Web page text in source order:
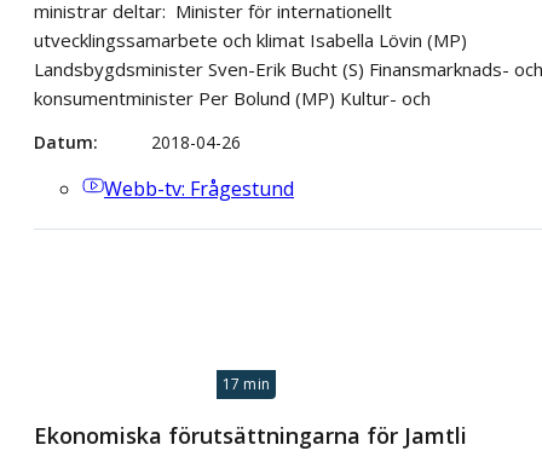
ministrar deltar: Minister för internationellt
utvecklingssamarbete och klimat Isabella Lövin (MP)
Landsbygdsminister Sven-Erik Bucht (S) Finansmarknads- och
konsumentminister Per Bolund (MP) Kultur- och
Datum 2018-04-26
Webb-tv: Frågestund
17 min
Ekonomiska förutsättningarna för Jamtli